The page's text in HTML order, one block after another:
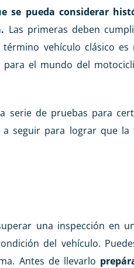
se pueda considerar
Las primeras deben
vehículo clásico es
el mundo del
serie de pruebas para
seguir para lograr que la
una inspección en
del vehículo.
Antes de llevarlo